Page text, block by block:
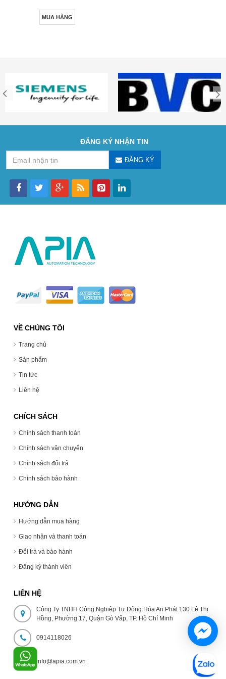
MUA HÀNG
ĐĂNG KÝ NHẬN TIN
ĐĂNG KÝ
VỀ CHÚNG TÔI
Trang chủ
Sản phẩm
Tin tức
Liên hệ
CHÍCH SÁCH
Chính sách thanh toán
Chính sách vận chuyển
Chính sách đổi trả
Chính sách bảo hành
HƯỚNG DẪN
Hướng dẫn mua hàng
Giao nhận và thanh toán
Đổi trả và bảo hành
Đăng ký thành viên
LIÊN HỆ
Công Ty TNHH Công Nghiệp Tự Động Hóa An Phát 130 Lê Thị
Hồng, Phường 17, Quận Gò Vấp, TP. Hồ Chí Minh
0914118026
info@apia.com.vn